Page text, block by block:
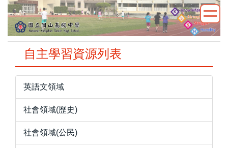
跳
到
要
自主學習資源列表
英語文領域
社會領域(歷史)
社會領域(公民)